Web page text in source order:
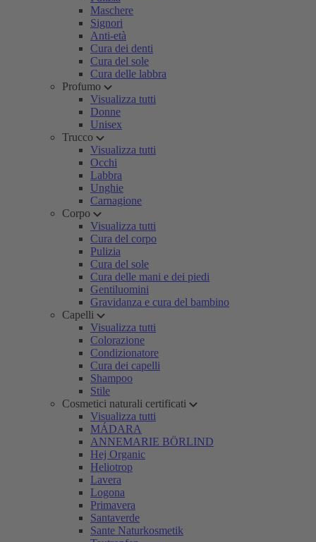
Maschere
Signori
Anti-età
Cura dei denti
Cura del sole
Cura delle labbra
Profumo
Visualizza tutti
Donne
Unisex
Trucco
Visualizza tutti
Occhi
Labbra
Unghie
Carnagione
Corpo
Visualizza tutti
Cura del corpo
Pulizia
Cura del sole
Cura delle mani e dei piedi
Gentiluomini
Gravidanza e cura del bambino
Capelli
Visualizza tutti
Colorazione
Condizionatore
Cura dei capelli
Shampoo
Stile
Cosmetici naturali certificati
Visualizza tutti
MÁDARA
ANNEMARIE BÖRLIND
Hej Organic
Heliotrop
Lavera
Logona
Primavera
Santaverde
Sante Naturkosmetik